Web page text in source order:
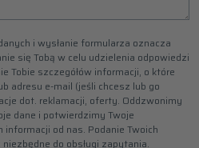
i wysłanie formularza oznacza
się Tobą w celu udzielenia odpowiedzi
Tobie szczegółów informacji, o które
adresu e-mail (jeśli chcesz lub go
dot. reklamacji, oferty. Oddzwonimy
dane i potwierdzimy Twoje
od nas. Podanie Twoich
do obsługi zapytania.